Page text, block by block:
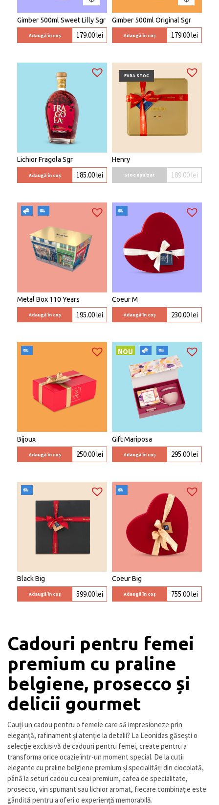
Gimber 500ml Sweet Lilly Sgr
Adaugă în coș 179.00lei
Gimber 500ml Original Sgr
Adaugă în coș 179.00lei
Lichior Fragola Sgr
Adaugă în coș 185.00lei
FARA STOC
Henry
Stoc epuizat 189.00 lei
Metal Box 110 Years
Adaugă în coș 195.00lei
Coeur M
Adaugă în coș 230.00lei
Bijoux
Adaugă în coș 250.00lei
NOU
Gift Mariposa
Adaugă în coș 295.00lei
Black Big
Adaugă în coș 599.00lei
Coeur Big
Adaugă în coș 755.00lei
Cadouri pentru femei
premium cu praline
belgiene, prosecco și
delicii gourmet
Cauți un cadou pentru o femeie care să impresioneze prin
eleganță, rafinament și atenție la detalii? La Leonidas găsești o
selecție exclusivă de cadouri pentru femei, create pentru a
transforma orice ocazie într-un moment special. De la cutii
elegante cu praline belgiene premium și specialități din ciocolată,
până la seturi cadou cu ceai premium, cafea de specialitate,
prosecco, vin spumant sau lichior aromat, fiecare combinație este
gândită pentru a oferi o experiență memorabilă.